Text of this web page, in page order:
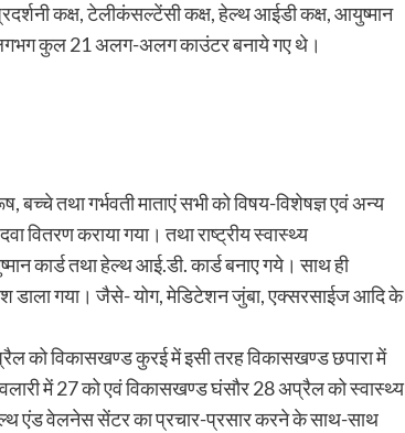
कक्ष, टेलीकंसल्टेंसी कक्ष, हेल्थ आईडी कक्ष, आयुष्मान
लगभग कुल 21 अलग-अलग काउंटर बनाये गए थे।
बच्चे तथा गर्भवती माताएं सभी को विषय-विशेषज्ञ एवं अन्य
वितरण कराया गया। तथा राष्ट्रीय स्वास्थ्य
कार्ड तथा हेल्थ आई.डी. कार्ड बनाए गये। साथ ही
डाला गया। जैसे- योग, मेडिटेशन जुंबा, एक्सरसाईज आदि के
को विकासखण्ड कुरई में इसी तरह विकासखण्ड छपारा में
में 27 को एवं विकासखण्ड घंसौर 28 अप्रैल को स्वास्थ्य
एंड वेलनेस सेंटर का प्रचार-प्रसार करने के साथ-साथ